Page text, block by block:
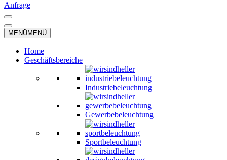
Anfrage
Navigationsmenü
Navigationsmenü
MENÜMENÜ
Home
Geschäftsbereiche
Industriebeleuchtung
Gewerbebeleuchtung
Sportbeleuchtung